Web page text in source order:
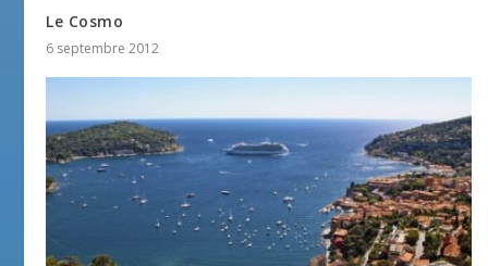
Le Cosmo
6 septembre 2012